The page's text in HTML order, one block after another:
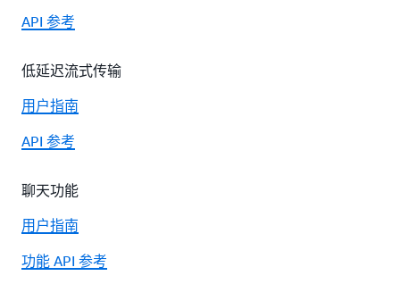
API 参考
低延迟流式传输
用户指南
API 参考
聊天功能
用户指南
功能 API 参考